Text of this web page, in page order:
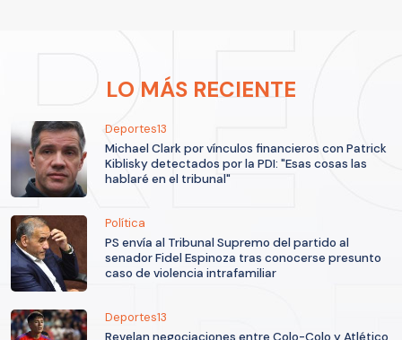
LO MÁS RECIENTE
Deportes13
Michael Clark por vínculos financieros con Patrick
Kiblisky detectados por la PDI: "Esas cosas las
hablaré en el tribunal"
Política
PS envía al Tribunal Supremo del partido al
senador Fidel Espinoza tras conocerse presunto
caso de violencia intrafamiliar
Deportes13